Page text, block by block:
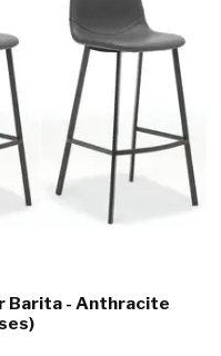
Barita - Anthracite